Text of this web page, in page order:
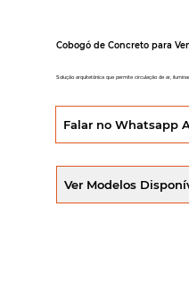
Cobogó de Concreto para
Solução arquitetônica que permite circulação de ar,
Falar no Whatsapp
Ver Modelos